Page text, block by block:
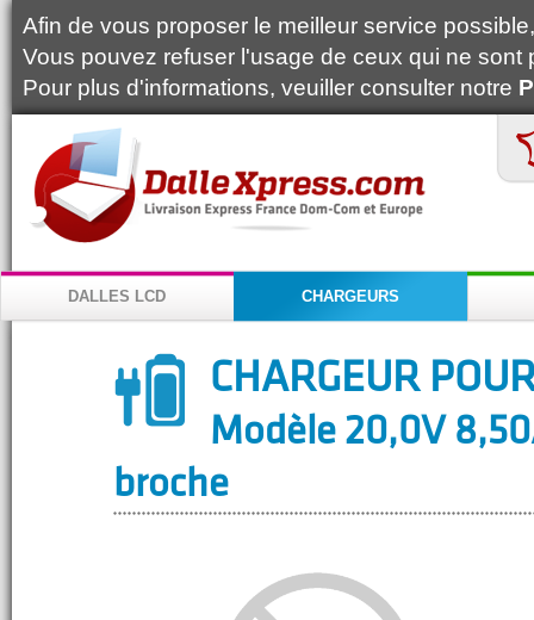
Afin de vous proposer le meilleur service
Vous pouvez refuser l'usage de ceux qui ne
Pour plus d'informations, veuiller consulter notre
DALLES LCD CHARGEURS
CHARGEUR
Modèle 20,0V
broche